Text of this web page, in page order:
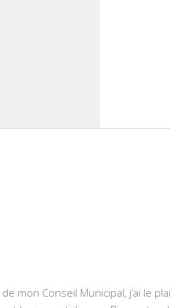
mon Conseil Municipal, j’ai